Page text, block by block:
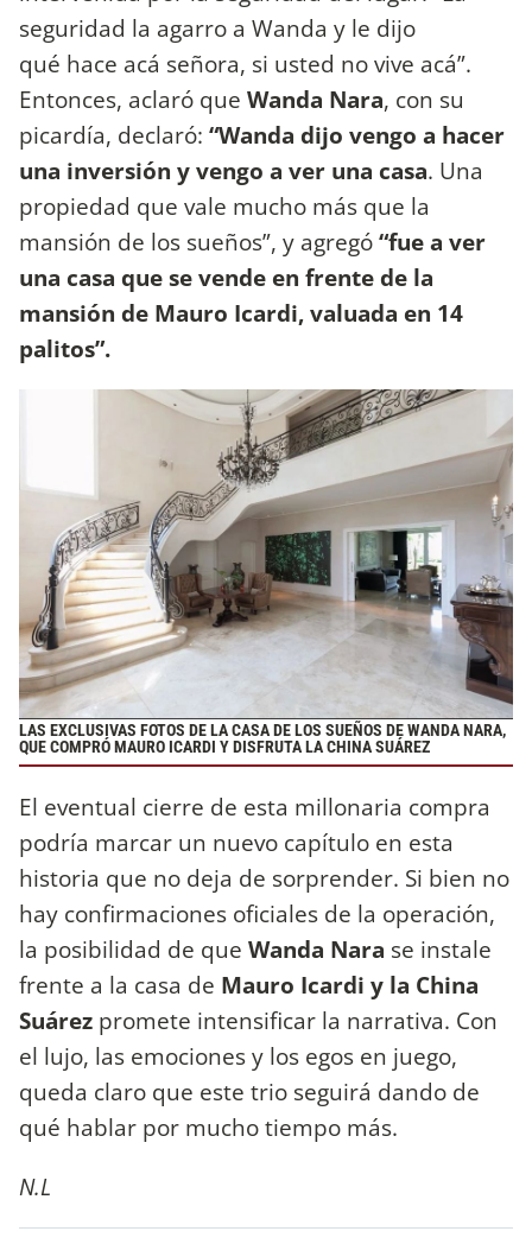
seguridad la agarro a Wanda y le dijo
qué hace acá señora, si usted no vive acá”.
Entonces, aclaró que Wanda Nara, con su
picardía, declaró: “Wanda dijo vengo a hacer
una inversión y vengo a ver una casa. Una
propiedad que vale mucho más que la
mansión de los sueños”, y agregó“fue a ver
una casa que se vende en frente de la
mansión de Mauro Icardi, valuada en 14
palitos”.
LAS EXCLUSIVAS FOTOS DE LA CASA DE LOS SUEÑOS DE WANDA NARA,
QUE COMPRÓ MAURO ICARDI Y DISFRUTA LA CHINA SUÁREZ
El eventual cierre de esta millonaria compra
podría marcar un nuevo capítulo en esta
historia que no deja de sorprender. Si bien no
hay confirmaciones oficiales de la operación,
la posibilidad de que Wanda Nara se instale
frente a la casa de Mauro Icardi y la China
Suárez promete intensificar la narrativa. Con
el lujo, las emociones y los egos en juego,
queda claro que este trio seguirá dando de
qué hablar por mucho tiempo más.
N.L